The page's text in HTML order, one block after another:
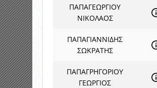
ΠΑΠΑΓΕΩΡΓΙΟΥ
ΝΙΚΟΛΑΟΣ
ΠΑΠΑΓΙΑΝΝΙΔΗΣ
ΣΩΚΡΑΤΗΣ
ΠΑΠΑΓΡΗΓΟΡΙΟΥ
ΓΕΩΡΓΙΟΣ